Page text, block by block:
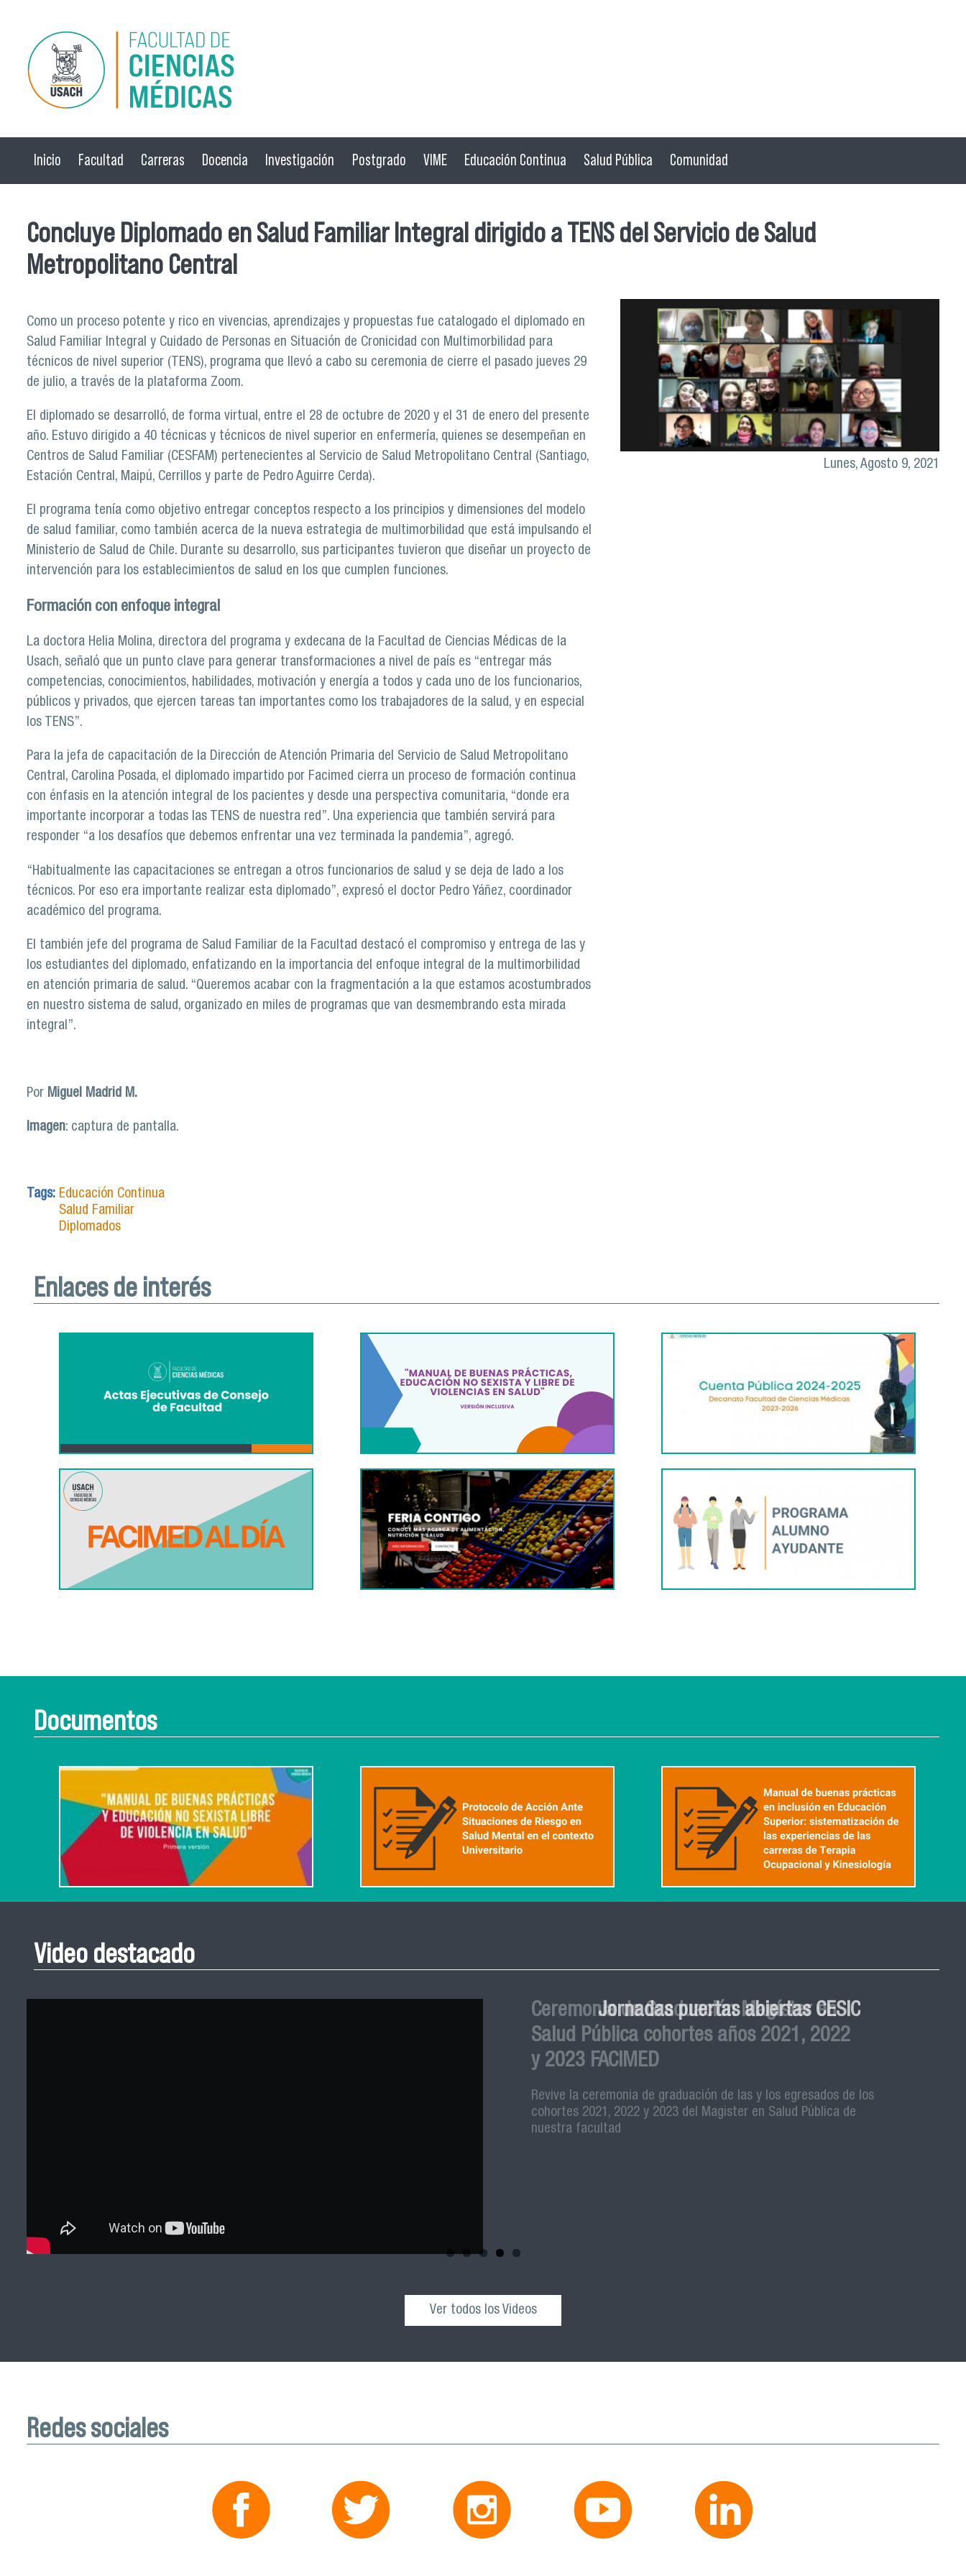
Pasar al contenido principal
Inicio Facultad Carreras Docencia Investigación Postgrado VIME Educación Continua Salud Pública Comunidad
Concluye Diplomado en Salud Familiar Integral dirigido a TENS del Servicio de Salud
Metropolitano Central
Como un proceso potente y rico en vivencias, aprendizajes y propuestas fue catalogado el diplomado en
Salud Familiar Integral y Cuidado de Personas en Situación de Cronicidad con Multimorbilidad para
técnicos de nivel superior (TENS), programa que llevó a cabo su ceremonia de cierre el pasado jueves 29
de julio, a través de la plataforma Zoom.
El diplomado se desarrolló, de forma virtual, entre el 28 de octubre de 2020 y el 31 de enero del presente
año. Estuvo dirigido a 40 técnicas y técnicos de nivel superior en enfermería, quienes se desempeñan en
Centros de Salud Familiar (CESFAM) pertenecientes al Servicio de Salud Metropolitano Central (Santiago,
Estación Central, Maipú, Cerrillos y parte de Pedro Aguirre Cerda).
El programa tenía como objetivo entregar conceptos respecto a los principios y dimensiones del modelo
de salud familiar, como también acerca de la nueva estrategia de multimorbilidad que está impulsando el
Ministerio de Salud de Chile. Durante su desarrollo, sus participantes tuvieron que diseñar un proyecto de
intervención para los establecimientos de salud en los que cumplen funciones.
Formación con enfoque integral
La doctora Helia Molina, directora del programa y exdecana de la Facultad de Ciencias Médicas de la
Usach, señaló que un punto clave para generar transformaciones a nivel de país es “entregar más
competencias, conocimientos, habilidades, motivación y energía a todos y cada uno de los funcionarios,
públicos y privados, que ejercen tareas tan importantes como los trabajadores de la salud, y en especial
los TENS”.
Para la jefa de capacitación de la Dirección de Atención Primaria del Servicio de Salud Metropolitano
Central, Carolina Posada, el diplomado impartido por Facimed cierra un proceso de formación continua
con énfasis en la atención integral de los pacientes y desde una perspectiva comunitaria, “donde era
importante incorporar a todas las TENS de nuestra red”. Una experiencia que también servirá para
responder “a los desafíos que debemos enfrentar una vez terminada la pandemia”, agregó.
“Habitualmente las capacitaciones se entregan a otros funcionarios de salud y se deja de lado a los
técnicos. Por eso era importante realizar esta diplomado”, expresó el doctor Pedro Yáñez, coordinador
académico del programa.
El también jefe del programa de Salud Familiar de la Facultad destacó el compromiso y entrega de las y
los estudiantes del diplomado, enfatizando en la importancia del enfoque integral de la multimorbilidad
en atención primaria de salud. “Queremos acabar con la fragmentación a la que estamos acostumbrados
en nuestro sistema de salud, organizado en miles de programas que van desmembrando esta mirada
integral”.
Por Miguel Madrid M.
Imagen: captura de pantalla.
Tags: Educación Continua
Salud Familiar
Diplomados
Lunes, Agosto 9, 2021
Enlaces de interés
Documentos
Video destacado
Ceremonia de Graduación Magíster en
Salud Pública cohortes años 2021, 2022
y 2023 FACIMED
Revive la ceremonia de graduación de las y los egresados de los
cohortes 2021, 2022 y 2023 del Magister en Salud Pública de
nuestra facultad
Ver todos los Videos
Redes sociales